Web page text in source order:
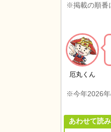
※掲載の順番
厄丸くん
※今年2026年
あわせて読